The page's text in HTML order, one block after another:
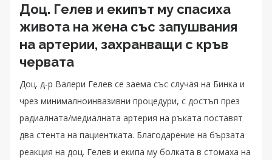
Доц. Гелев и екипът му спасиха
живота на жена със запушвания
на артерии, захранващи с кръв
червата
Доц. д-р Валери Гелев се заема със случая на Бинка и
чрез минималноинвазивни процедури, с достъп през
радиалната/медиалната артерия на ръката поставят
два стента на пациентката. Благодарение на бързата
реакция на доц. Гелев и екипа му болката в стомаха на